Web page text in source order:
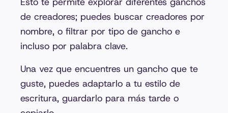
de creadores; puedes buscar creadores por
nombre, o filtrar por tipo de gancho e
incluso por palabra clave.
Una vez que encuentres un gancho que te
guste, puedes adaptarlo a tu estilo de
escritura, guardarlo para más tarde o